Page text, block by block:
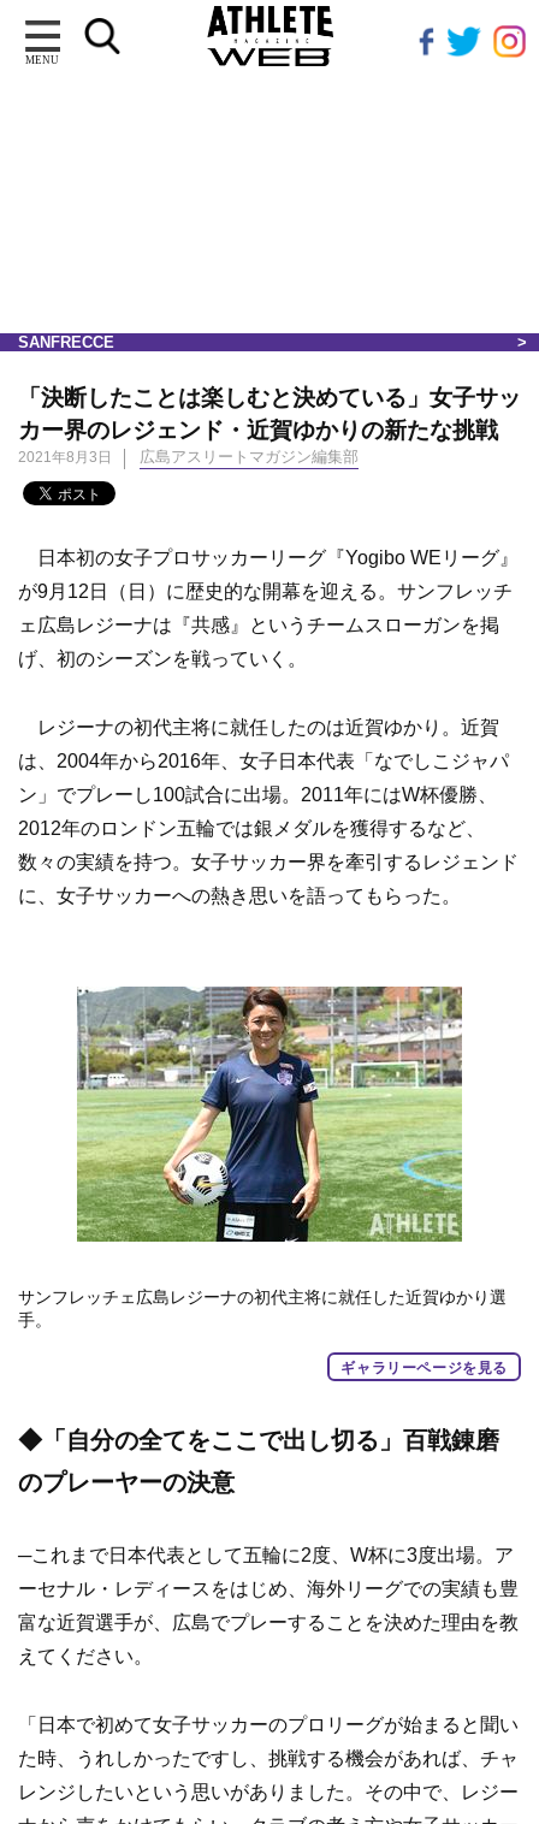
MENU
SANFRECCE
「決断したことは楽しむと決めている」女子サッ
カー界のレジェンド・近賀ゆかりの新たな挑戦
2021年8月3日 広島アスリートマガジン編集部
日本初の女子プロサッカーリーグ『Yogibo WEリーグ』
が9月12日（日）に歴史的な開幕を迎える。サンフレッチ
ェ広島レジーナは『共感』というチームスローガンを掲
げ、初のシーズンを戦っていく。
レジーナの初代主将に就任したのは近賀ゆかり。近賀
は、2004年から2016年、女子日本代表「なでしこジャパ
ン」でプレーし100試合に出場。2011年にはW杯優勝、
2012年のロンドン五輪では銀メダルを獲得するなど、
数々の実績を持つ。女子サッカー界を牽引するレジェンド
に、女子サッカーへの熱き思いを語ってもらった。
サンフレッチェ広島レジーナの初代主将に就任した近賀ゆかり選
手。
ギャラリーページを見る
◆「自分の全てをここで出し切る」百戦錬磨
のプレーヤーの決意
─これまで日本代表として五輪に2度、W杯に3度出場。ア
ーセナル・レディースをはじめ、海外リーグでの実績も豊
富な近賀選手が、広島でプレーすることを決めた理由を教
えてください。
「日本で初めて女子サッカーのプロリーグが始まると聞い
た時、うれしかったですし、挑戦する機会があれば、チャ
レンジしたいという思いがありました。その中で、レジー